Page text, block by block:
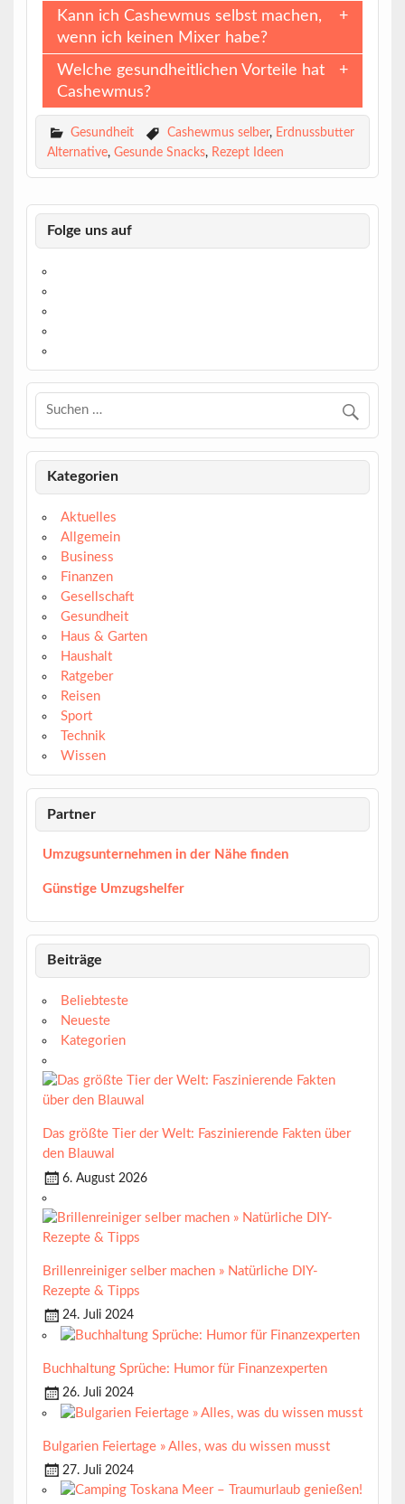
Kann ich Cashewmus selbst machen,
wenn ich keinen Mixer habe?
Welche gesundheitlichen Vorteile hat
Cashewmus?
Gesundheit Cashewmus selber, Erdnussbutter
Alternative, Gesunde Snacks, Rezept Ideen
Folge uns auf
Kategorien
Aktuelles
Allgemein
Business
Finanzen
Gesellschaft
Gesundheit
Haus & Garten
Haushalt
Ratgeber
Reisen
Sport
Technik
Wissen
Partner
Umzugsunternehmen in der Nähe finden
Günstige Umzugshelfer
Beiträge
Beliebteste
Neueste
Kategorien
Das größte Tier der Welt: Faszinierende Fakten über
den Blauwal
6. August 2026
Brillenreiniger selber machen » Natürliche DIY-
Rezepte & Tipps
24. Juli 2024
Buchhaltung Sprüche: Humor für Finanzexperten
26. Juli 2024
Bulgarien Feiertage » Alles, was du wissen musst
27. Juli 2024